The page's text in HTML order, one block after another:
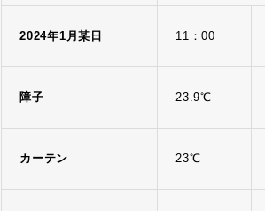
2024年1月某日 11：00
障子 23.9℃
カーテン 23℃